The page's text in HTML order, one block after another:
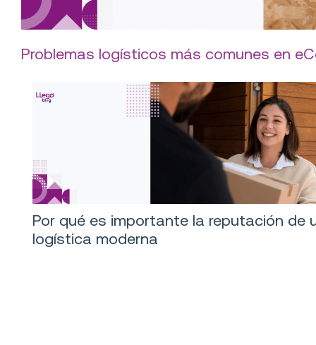
Problemas logísticos más comunes en
Por qué es importante la reputación de
logística moderna